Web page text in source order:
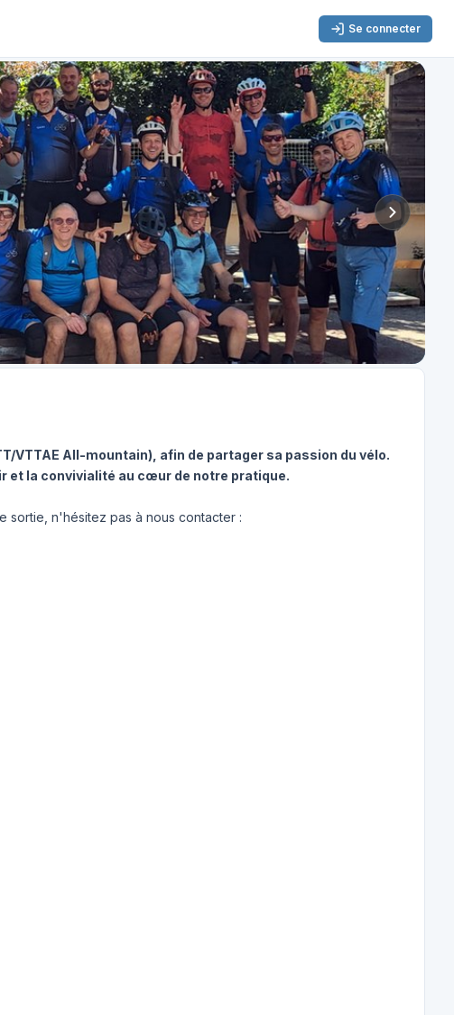
Se connecter
All-mountain), afin de partager sa passion du vélo.
et la convivialité au cœur de notre pratique.
sortie, n'hésitez pas à nous contacter :